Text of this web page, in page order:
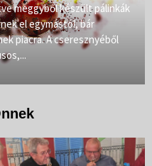
meggyből készült pálinkák
el egymástól, bár
piacra. A cseresznyéből